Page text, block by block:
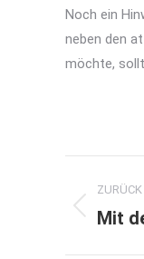
Noch ein
neben den
möchte,
ZURÜCK
Mit